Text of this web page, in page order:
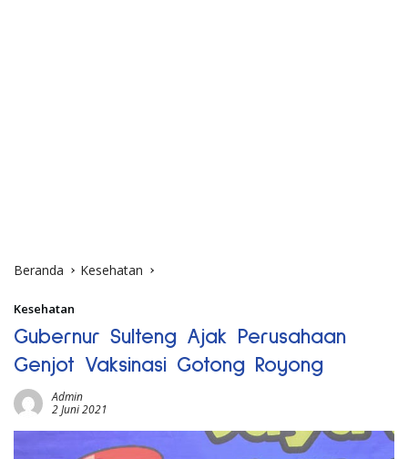
Beranda Kesehatan
Kesehatan
Gubernur Sulteng Ajak Perusahaan
Genjot Vaksinasi Gotong Royong
Admin
2 Juni 2021